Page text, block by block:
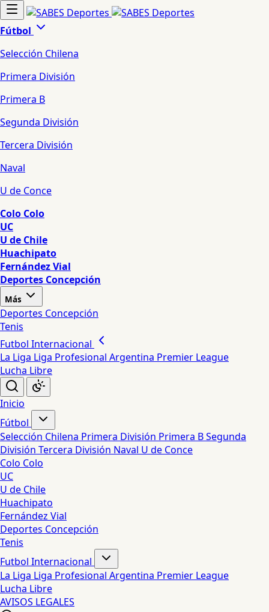
Fútbol
Selección Chilena
Primera División
Primera B
Segunda División
Tercera División
Naval
U de Conce
Colo Colo
UC
U de Chile
Huachipato
Fernández Vial
Deportes Concepción
Más
Deportes Concepción
Tenis
Futbol Internacional
La Liga Liga Profesional Argentina Premier League
Lucha Libre
Inicio
Fútbol
Selección Chilena Primera División Primera BSegunda
División Tercera División Naval U de Conce
Colo Colo
UC
U de Chile
Huachipato
Fernández Vial
Deportes Concepción
Tenis
Futbol Internacional
La Liga Liga Profesional Argentina Premier League
Lucha Libre
AVISOS LEGALES